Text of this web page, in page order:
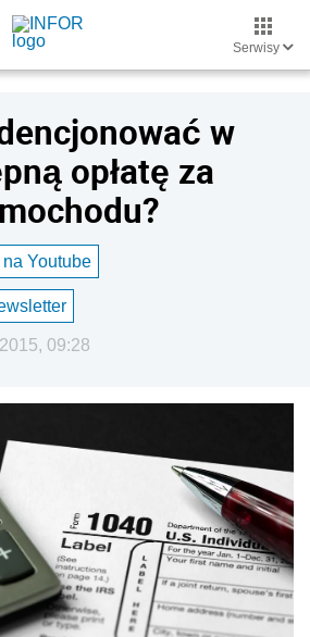
Serwisy
w
opłatę za
Youtube
09:28